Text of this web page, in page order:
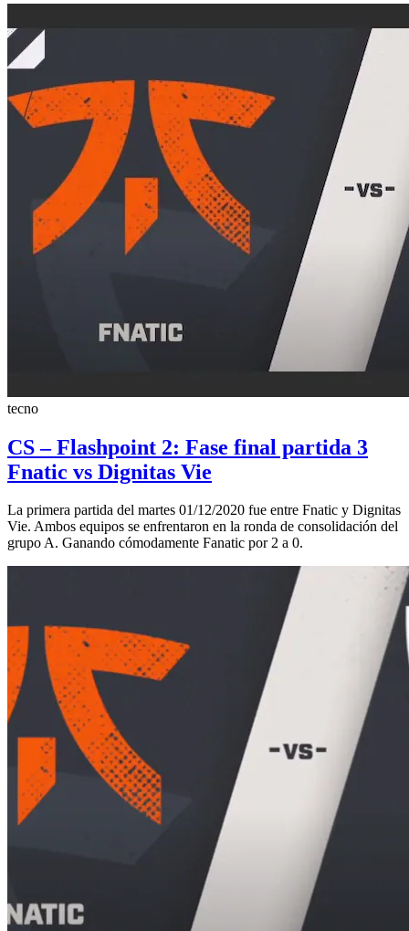
tecno
CS – Flashpoint 2: Fase final partida 3
Fnatic vs Dignitas Vie
La primera partida del martes 01/12/2020 fue entre Fnatic y Dignitas
Vie. Ambos equipos se enfrentaron en la ronda de consolidación del
grupo A. Ganando cómodamente Fanatic por 2 a 0.